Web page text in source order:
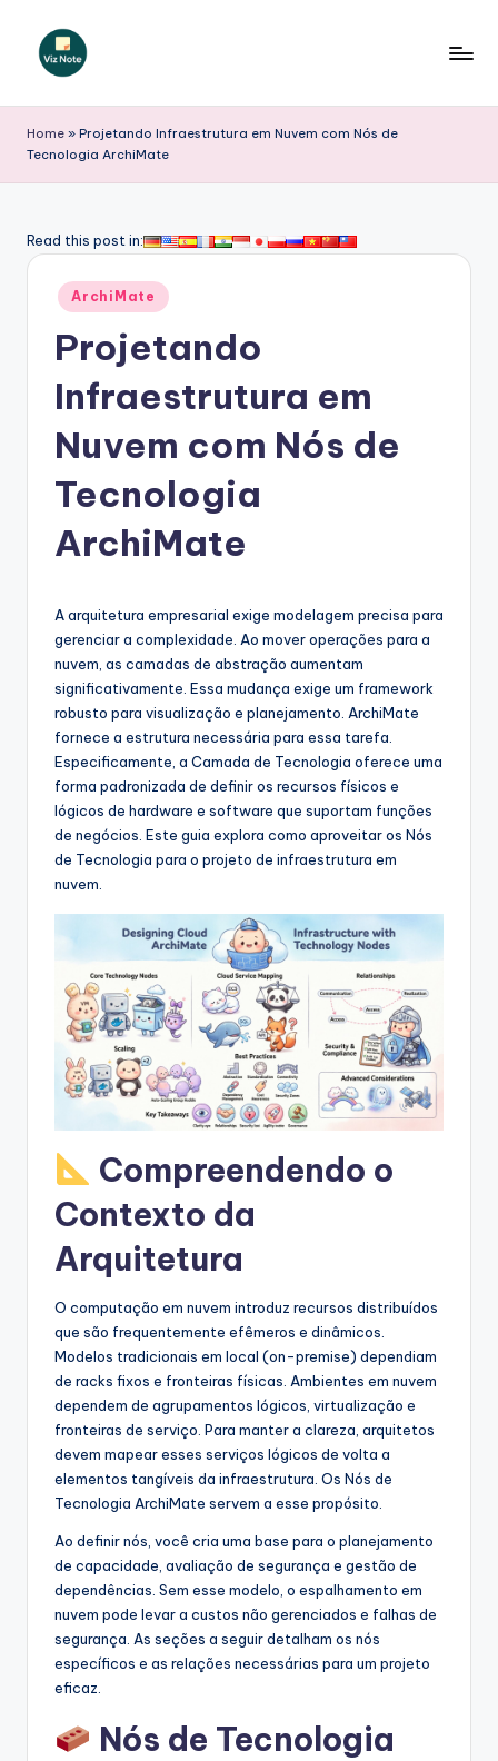
iz
N
t
A
si
o
w
d
U
Home » Projetando Infraestrutura em Nuvem com Nós de
Tecnologia ArchiMate
Read this post in:
Posted
in
ArchiMate
Projetando
Infraestrutura em
Nuvem com Nós de
Tecnologia
ArchiMate
A arquitetura empresarial exige modelagem precisa para
gerenciar a complexidade. Ao mover operações para a
nuvem, as camadas de abstração aumentam
significativamente. Essa mudança exige um framework
robusto para visualização e planejamento. ArchiMate
fornece a estrutura necessária para essa tarefa.
Especificamente, a Camada de Tecnologia oferece uma
forma padronizada de definir os recursos físicos e
lógicos de hardware e software que suportam funções
de negócios. Este guia explora como aproveitar os Nós
de Tecnologia para o projeto de infraestrutura em
nuvem.
Compreendendo o
Contexto da
Arquitetura
O computação em nuvem introduz recursos distribuídos
que são frequentemente efêmeros e dinâmicos.
Modelos tradicionais em local (on-premise) dependiam
de racks fixos e fronteiras físicas. Ambientes em nuvem
dependem de agrupamentos lógicos, virtualização e
fronteiras de serviço. Para manter a clareza, arquitetos
devem mapear esses serviços lógicos de volta a
elementos tangíveis da infraestrutura. Os Nós de
Tecnologia ArchiMate servem a esse propósito.
Ao definir nós, você cria uma base para o planejamento
de capacidade, avaliação de segurança e gestão de
dependências. Sem esse modelo, o espalhamento em
nuvem pode levar a custos não gerenciados e falhas de
segurança. As seções a seguir detalham os nós
específicos e as relações necessárias para um projeto
eficaz.
Nós de Tecnologia